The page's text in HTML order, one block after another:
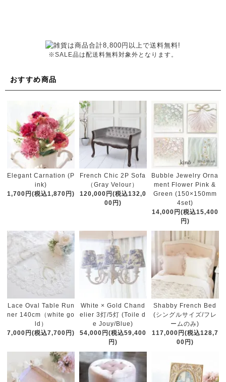
※SALE品は配送料無料対象外となります。
おすすめ商品
Elegant Carnation (P
ink)
1,700円(税込1,870円)
French Chic 2P Sofa
（Gray Velour）
120,000円(税込132,0
00円)
Bubble Jewelry Orna
ment Flower Pink &
Green (150×150mm
4set)
14,000円(税込15,400
円)
Lace Oval Table Run
ner 140cm（white go
ld）
7,000円(税込7,700円)
White × Gold Chand
elier 3灯/5灯 (Toile d
e Jouy/Blue)
54,000円(税込59,400
円)
Shabby French Bed
(シングルサイズ/フレ
ームのみ)
117,000円(税込128,7
00円)